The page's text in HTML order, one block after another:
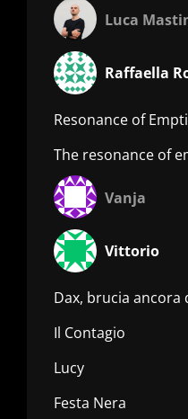
Luca
Raffaella
Resonance of
The resonance of
Vanja
Vittorio
Dax, brucia ancora
Il Contagio
Lucy
Festa Nera